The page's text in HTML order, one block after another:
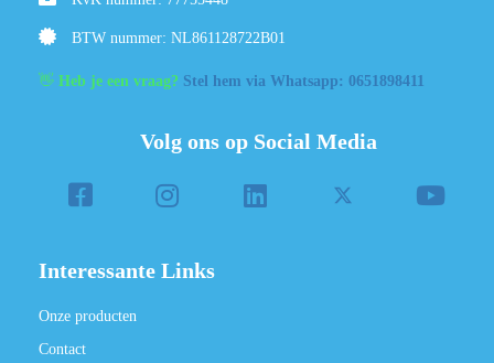
BTW nummer: NL861128722B01
👋 Heb je een vraag? Stel hem via Whatsapp: 0651898411
Volg ons op Social Media
Interessante Links
Onze producten
Contact